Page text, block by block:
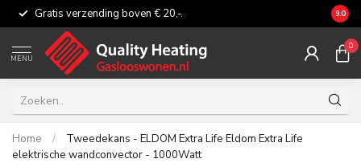
Gratis verzending boven € 20,-. 9.0
MENU
0
Home /
Tweedekans - ELDOM Extra Life Eldom Extra Life
elektrische wandconvector - 1000Watt